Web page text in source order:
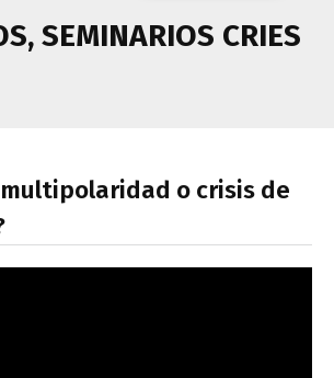
, SEMINARIOS CRIES
multipolaridad o crisis
o crisis de